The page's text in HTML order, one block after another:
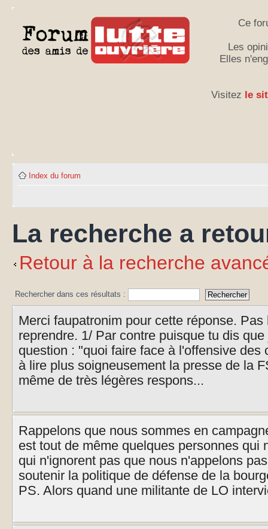
Ce
Les
Elles
Visitez le
Index du forum
La recherche a
Retour à la recherche
Rechercher dans ces résultats :
Merci faupatronim pour cette réponse.
reprendre. 1/ Par contre puisque tu dis
question : "quoi faire face à l'offensive des
à lire plus soigneusement la presse de la
même de très légères respons...
Rappelons que nous sommes en
est tout de même quelques personnes qui
qui n'ignorent pas que nous n'appelons
soutenir la politique de défense de la
PS. Alors quand une militante de LO